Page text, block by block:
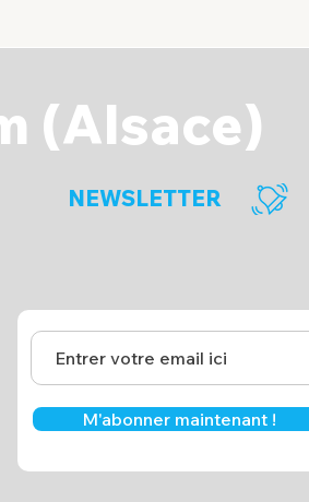
(Alsace)
NEWSLETTER
M'abonner maintenant !